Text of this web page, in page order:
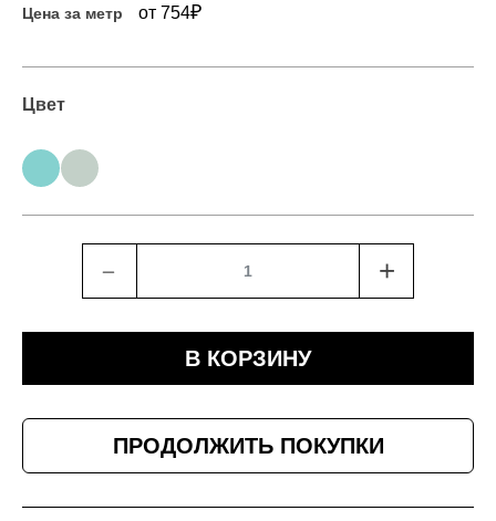
Цена за метр от 754₽
Цвет
﹣ +
В КОРЗИНУ
ПРОДОЛЖИТЬ ПОКУПКИ